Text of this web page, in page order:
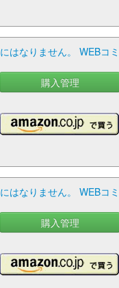
はなりません。 WEB
購入管理
はなりません。 WEB
購入管理